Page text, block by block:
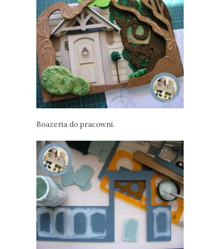
Boazeria do pracowni.